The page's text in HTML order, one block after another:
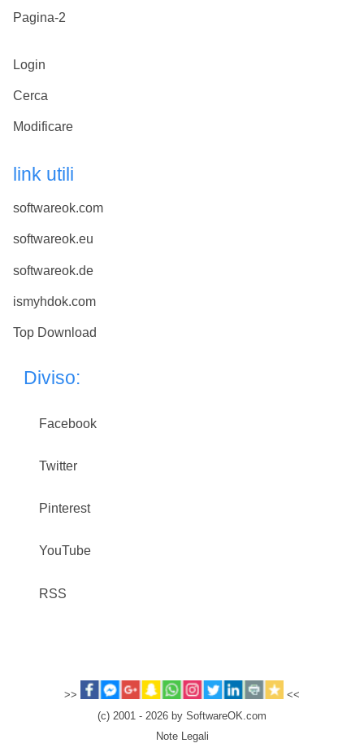
Pagina-2
Login
Cerca
Modificare
link utili
softwareok.com
softwareok.eu
softwareok.de
ismyhdok.com
Top Download
Diviso:
Facebook
Twitter
Pinterest
YouTube
RSS
>>
<<
(c) 2001 - 2026 by SoftwareOK.com
Note Legali